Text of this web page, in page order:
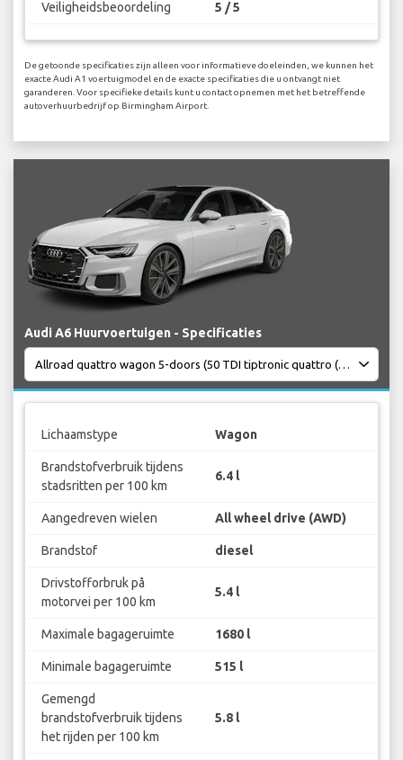
Veiligheidsbeoordeling 5 / 5
De getoonde specificaties zijn alleen voor informatieve doeleinden, we kunnen het
exacte Audi A1 voertuigmodel en de exacte specificaties die u ontvangt niet
garanderen. Voor specifieke details kunt u contact opnemen met het betreffende
autoverhuurbedrijf op Birmingham Airport.
Audi A6 Huurvoertuigen - Specificaties
Lichaamstype Wagon
Brandstofverbruik tijdens
stadsritten per 100 km
6.4 l
Aangedreven wielen All wheel drive (AWD)
Brandstof diesel
Drivstofforbruk på
motorvei per 100 km
5.4 l
Maximale bagageruimte 1680 l
Minimale bagageruimte 515 l
Gemengd
brandstofverbruik tijdens
het rijden per 100 km
5.8 l